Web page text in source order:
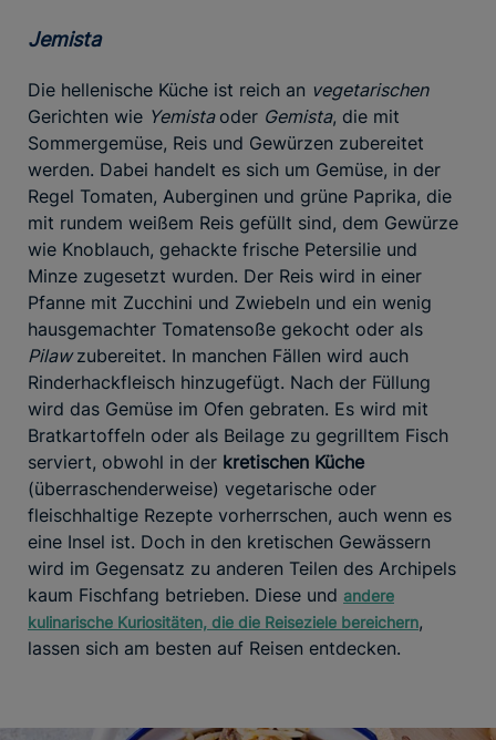
Jemista
Die hellenische Küche ist reich an vegetarischen
Gerichten wie Yemista oder Gemista, die mit
Sommergemüse, Reis und Gewürzen zubereitet
werden. Dabei handelt es sich um Gemüse, in der
Regel Tomaten, Auberginen und grüne Paprika, die
mit rundem weißem Reis gefüllt sind, dem Gewürze
wie Knoblauch, gehackte frische Petersilie und
Minze zugesetzt wurden. Der Reis wird in einer
Pfanne mit Zucchini und Zwiebeln und ein wenig
hausgemachter Tomatensoße gekocht oder als
Pilawzubereitet. In manchen Fällen wird auch
Rinderhackfleisch hinzugefügt. Nach der Füllung
wird das Gemüse im Ofen gebraten. Es wird mit
Bratkartoffeln oder als Beilage zu gegrilltem Fisch
serviert, obwohl in der kretischen Küche
(überraschenderweise) vegetarische oder
fleischhaltige Rezepte vorherrschen, auch wenn es
eine Insel ist. Doch in den kretischen Gewässern
wird im Gegensatz zu anderen Teilen des Archipels
kaum Fischfang betrieben. Diese und andere
kulinarische Kuriositäten, die die Reiseziele bereichern,
lassen sich am besten auf Reisen entdecken.